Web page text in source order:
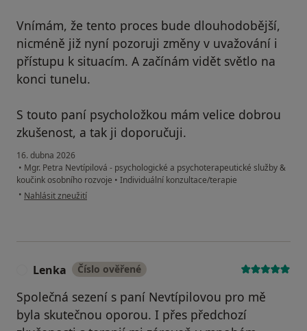
Vnímám, že tento proces bude dlouhodobější,
nicméně již nyní pozoruji změny v uvažování i
přístupu k situacím. A začínám vidět světlo na
konci tunelu.
S touto paní psycholožkou mám velice dobrou
zkušenost, a tak ji doporučuji.
16. dubna 2026
• Mgr. Petra Nevtípilová - psychologické a psychoterapeutické služby &
koučink osobního rozvoje • Individuální konzultace/terapie
• podle názoru uživatele Radka
Nahlásit zneužití
Lenka Číslo ověřené
Společná sezení s paní Nevtípilovou pro mě
byla skutečnou oporou. I přes předchozí